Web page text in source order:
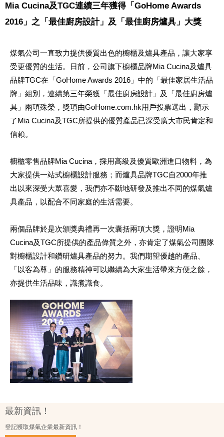
Mia Cucina及TGC連續三年獲得「GoHome Awards
2016」之「最佳廚房設計」及「最佳廚房爐具」大獎
煤氣公司一直致力提供優質出色的櫥櫃及爐具產品，讓大家享
受更優質的生活。日前，公司旗下櫥櫃品牌Mia Cucina及爐具
品牌TGC在「GoHome Awards 2016」中的「最佳家居生活品
牌」組別，連續第三年榮獲「最佳廚房設計」及「最佳廚房爐
具」兩項殊榮，獎項由GoHome.com.hk用戶投票選出，顯示
了Mia Cucina及TGC所提供的優質產品已深受廣大市民肯定和
信賴。
櫥櫃零售品牌Mia Cucina，採用高級及優質歐洲進口物料，為
大家提供一站式櫥櫃設計服務；而爐具品牌TGC自2000年推
出以來深受大眾喜愛，我們亦不斷地研發及推出不同的煤氣爐
具產品，以配合不同家庭的生活需要。
兩個品牌於是次頒獎典禮再一次囊括兩項大獎，證明Mia
Cucina及TGC所提供的產品偉質之外，亦肯定了煤氣公司團隊
對櫥櫃設計和鑽研爐具產品的努力。我們期望優越的產品、
「以客為尊」的服務精神可以繼續為大家生活帶來方便之餘，
亦提供生活品味，識煮識食。
最新資訊！
登記獲取煤氣企業最新資訊！